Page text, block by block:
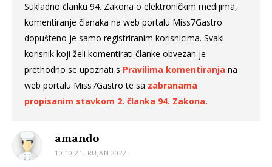
Sukladno članku 94. Zakona o elektroničkim medijima,
komentiranje članaka na web portalu Miss7Gastro
dopušteno je samo registriranim korisnicima. Svaki
korisnik koji želi komentirati članke obvezan je
prethodno se upoznati s Pravilima komentiranja na
web portalu Miss7Gastro te sa zabranama
propisanim stavkom 2. članka 94. Zakona.
amando
10:10 21. RUJAN 2022.